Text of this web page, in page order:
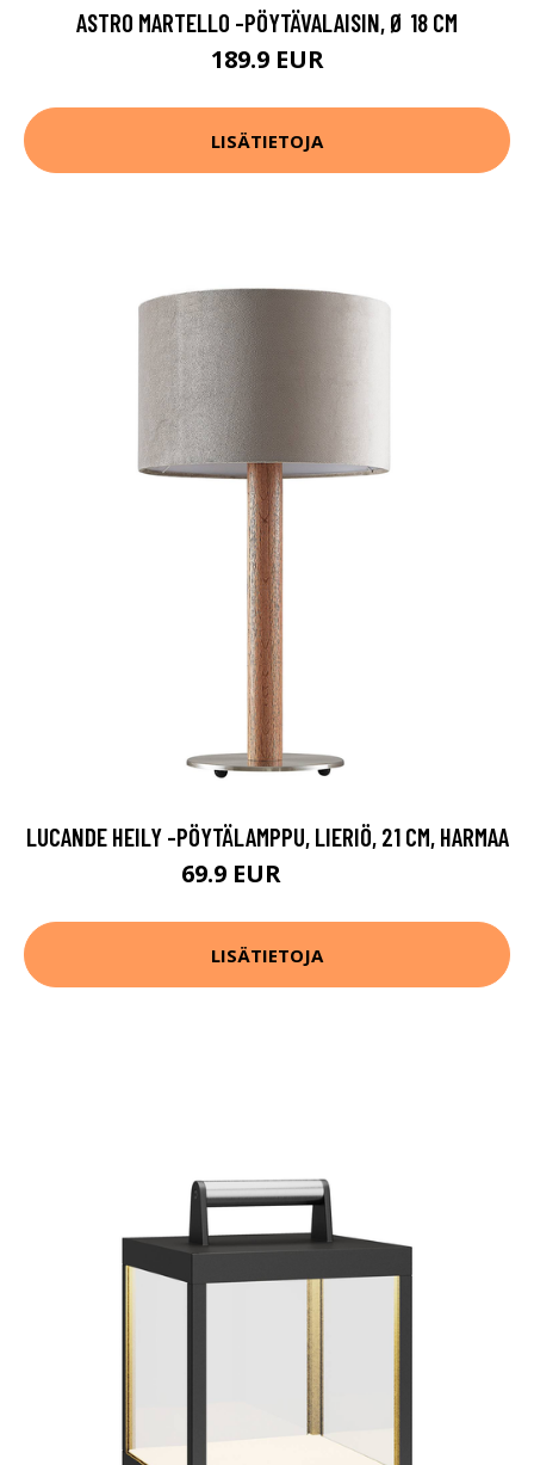
ASTRO MARTELLO -PÖYTÄVALAISIN, Ø 18 CM
189.9 EUR
LISÄTIETOJA
LUCANDE HEILY -PÖYTÄLAMPPU, LIERIÖ, 21 CM, HARMAA
69.9 EUR
LISÄTIETOJA